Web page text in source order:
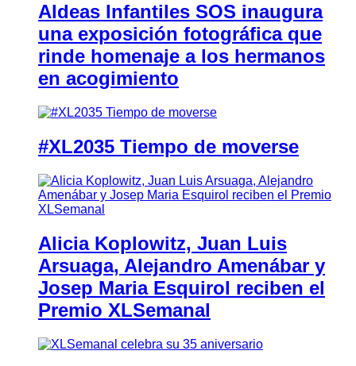
Aldeas Infantiles SOS inaugura
una exposición fotográfica que
rinde homenaje a los hermanos
en acogimiento
#XL2035 Tiempo de moverse
Alicia Koplowitz, Juan Luis
Arsuaga, Alejandro Amenábar y
Josep Maria Esquirol reciben el
Premio XLSemanal